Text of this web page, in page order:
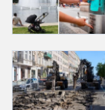
otworzy się w